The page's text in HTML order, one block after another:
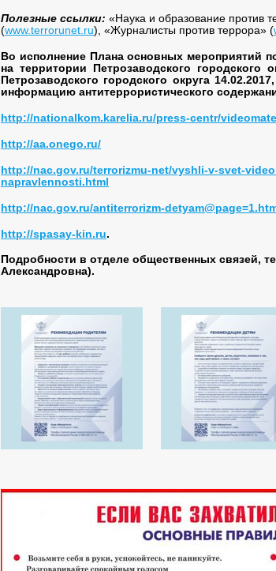
Полезные ссылки: «Наука и образование против
(www.terrorunet.ru), «Журналисты против террора» (
Во исполнение Плана основных мероприятий
на территории Петрозаводского городского
Петрозаводского городского округа
информацию антитеррористического
http://nationalkom.karelia.ru/press-centr/
http://aa.onego.ru/
http://nac.gov.ru/terrorizmu-net/vyshli-v-svet-
napravlennosti.html
http://nac.gov.ru/antiterrorizm-
http://spasay-kin.ru.
Подробности в отделе общественных связей,
Александровна).